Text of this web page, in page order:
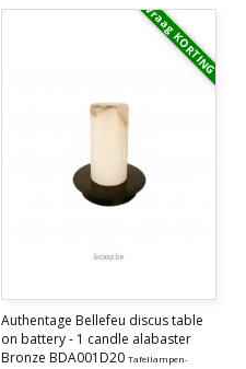
Vraag KORTING
Authentage Bellefeu discus table
on battery - 1 candle alabaster
Bronze BDA001D20 Tafellampen-